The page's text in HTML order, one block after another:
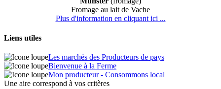
Fromage au lait de Vache
Plus d'information en cliquant ici ...
Liens utiles
Les marchés des Producteurs de pays
Bienvenue à la Ferme
Mon producteur - Consommons local
Une aire correspond à vos critères